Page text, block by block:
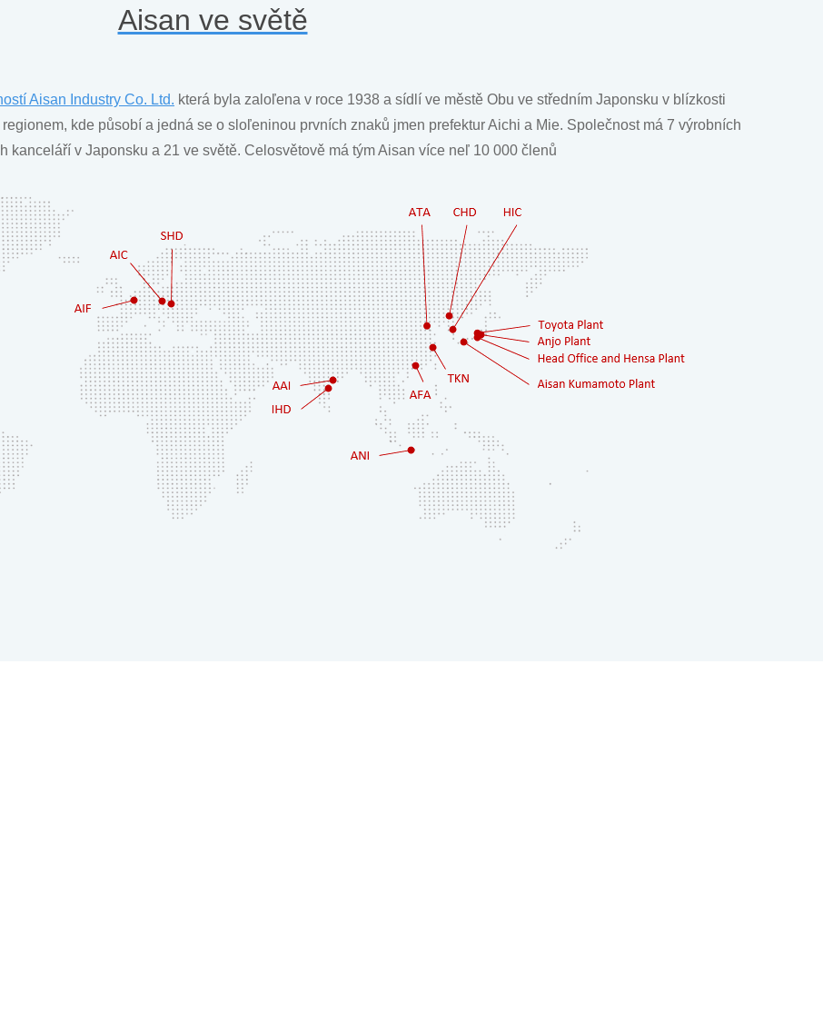
Aisan ve světě
Aisan Industry Co. Ltd. která byla zaloľena v roce 1938 a sídlí ve městě Obu ve středním Japonsku v blízkosti
kde působí a jedná se o sloľeninou prvních znaků jmen prefektur Aichi a Mie. Společnost má 7 výrobních
kanceláří v Japonsku a 21 ve světě. Celosvětově má tým Aisan více neľ 10 000 členů